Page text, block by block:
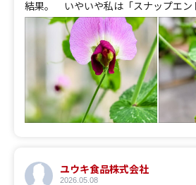
結果。 いやいや私は「スナップエン
ユウキ食品株式会社
2026.05.08